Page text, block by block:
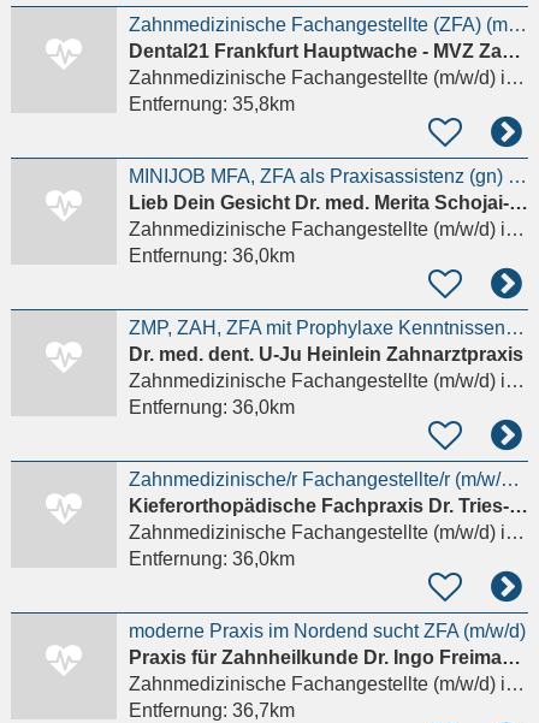
Zahnmedizinische Fachangestellte (ZFA) (m/w/d) – Chirurgie
Dental21 Frankfurt Hauptwache - MVZ Zahnmedizin An der Hauptwache 7 GmbH
Zahnmedizinische Fachangestellte (m/w/d)in Frankfurt am Main
Entfernung: 35,8km
MINIJOB MFA, ZFA als Praxisassistenz (gn) für Ästhetische Medizin
Lieb Dein Gesicht Dr. med. Merita Schojai-Schultz und Dr. med. Dascha Berek
Zahnmedizinische Fachangestellte (m/w/d)in Frankfurt am Main, Sachsenhausen
Entfernung: 36,0km
ZMP, ZAH, ZFA mit Prophylaxe Kenntnissen(m/w/d) oder DH (m/w/d) in Teil- oder Vollzeit
Dr. med. dent. U-Ju Heinlein Zahnarztpraxis
Zahnmedizinische Fachangestellte (m/w/d)in Oberursel (Taunus)
Entfernung: 36,0km
Zahnmedizinische/r Fachangestellte/r (m/w/d) Auszubildende/n für 2026
Kieferorthopädische Fachpraxis Dr. Tries-Obijou & Dr. Tries
Zahnmedizinische Fachangestellte (m/w/d)in Oberursel (Taunus)
Entfernung: 36,0km
moderne Praxis im Nordend sucht ZFA (m/w/d)
Praxis für Zahnheilkunde Dr. Ingo Freimann und Dr. Marion Lund
Zahnmedizinische Fachangestellte (m/w/d)in Frankfurt am Main
Entfernung: 36,7km